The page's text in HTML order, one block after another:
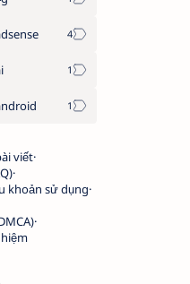
viết
khoản sử dụng